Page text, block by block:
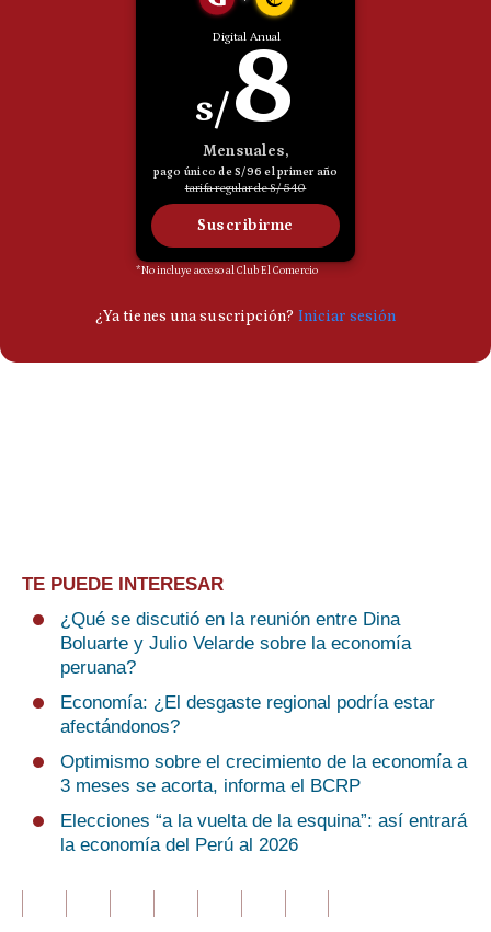
TE PUEDE INTERESAR
¿Qué se discutió en la reunión entre Dina
Boluarte y Julio Velarde sobre la economía
peruana?
Economía: ¿El desgaste regional podría estar
afectándonos?
Optimismo sobre el crecimiento de la economía a
3 meses se acorta, informa el BCRP
Elecciones “a la vuelta de la esquina”: así entrará
la economía del Perú al 2026